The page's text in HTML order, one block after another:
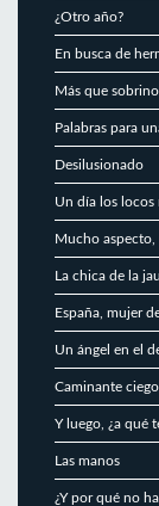
¿Otro año?
En busca de
Más que
Palabras para
Desilusionado
Un día los locos
Mucho
La chica de la
España, mujer
Un ángel en el
Caminante ciego
Y luego, ¿a qué
Las manos
¿Y por qué no